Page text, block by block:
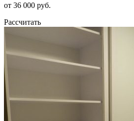
от 36 000 руб.
Рассчитать